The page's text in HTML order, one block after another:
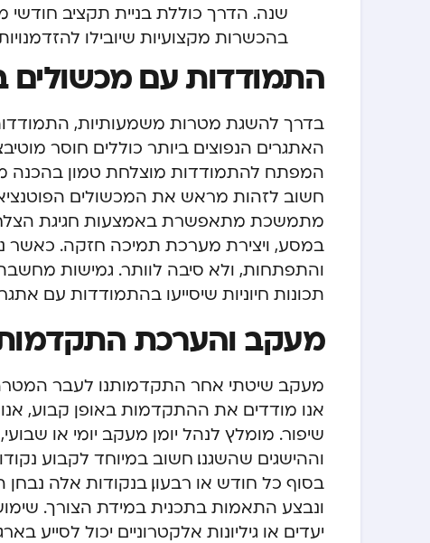
שנה. הדרך כוללת בניית תקציב חודשי
בהכשרות מקצועיות שיובילו
התמודדות עם
בדרך להשגת מטרות משמעותיות,
האתגרים הנפוצים ביותר כוללים חוסר
המפתח להתמודדות מוצלחת טמון בהכנה
חשוב לזהות מראש את המכשולים
מתמשכת מתאפשרת באמצעות חגיגת
במסע, ויצירת מערכת תמיכה חזקה. כאשר
והתפתחות, ולא סיבה לוותר. גמישות
תכונות חיוניות שיסייעו בהתמודדות עם
מעקב והערכת
מעקב שיטתי אחר התקדמותנו לעבר
אנו מודדים את ההתקדמות באופן קבוע,
שיפור. מומלץ לנהל יומן מעקב יומי או
וההישגים שהשגנו. חשוב במיוחד לקבוע
בסוף כל חודש או רבעון. בנקודות אלה
ונבצע התאמות בתכנית במידת הצורך.
יעדים או גיליונות אלקטרוניים יכול לסייע